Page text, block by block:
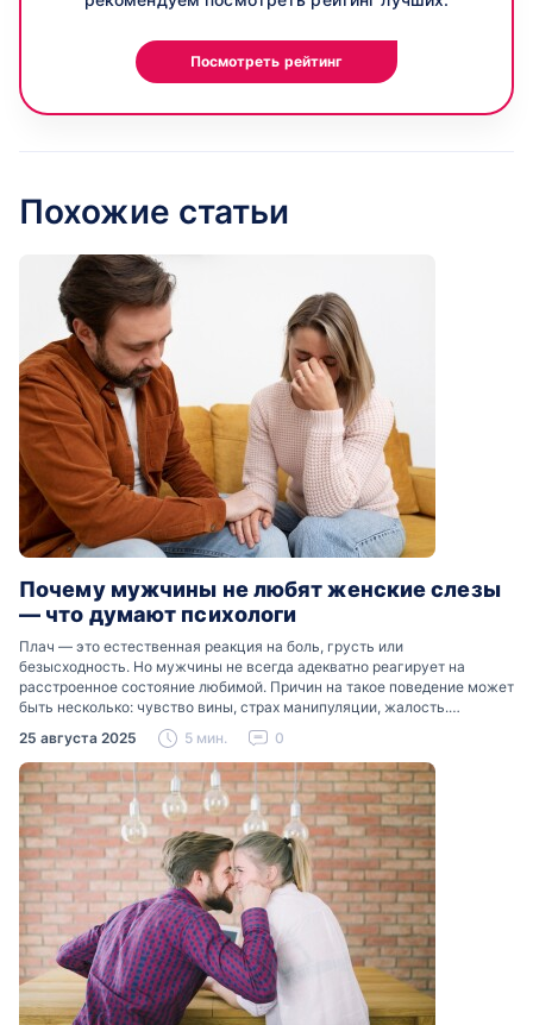
Посмотреть рейтинг
Похожие статьи
Почему мужчины не любят женские слезы
— что думают психологи
Плач — это естественная реакция на боль, грусть или
безысходность. Но мужчины не всегда адекватно реагирует на
расстроенное состояние любимой. Причин на такое поведение может
быть несколько: чувство вины, страх манипуляции, жалость.
Разобраться, почему мужчины боятся женских слез, помогут советы
психологов…
25 августа 2025 5 мин. 0